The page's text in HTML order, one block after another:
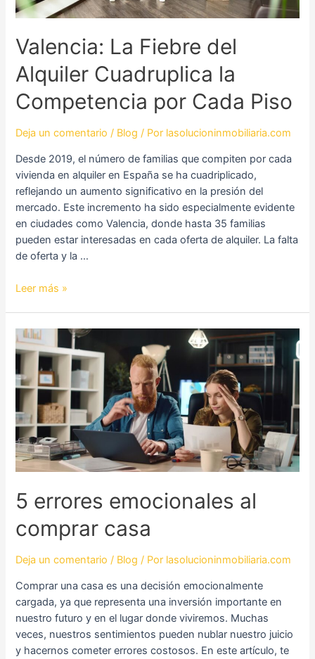
Valencia: La Fiebre del
Alquiler Cuadruplica la
Competencia por Cada Piso
Deja un comentario / Blog / Por lasolucioninmobiliaria.com
Desde 2019, el número de familias que compiten por cada
vivienda en alquiler en España se ha cuadriplicado,
reflejando un aumento significativo en la presión del
mercado. Este incremento ha sido especialmente evidente
en ciudades como Valencia, donde hasta 35 familias
pueden estar interesadas en cada oferta de alquiler. La falta
de oferta y la …
por
Piso
Leer más »
5 errores emocionales al
comprar casa
Deja un comentario / Blog / Por lasolucioninmobiliaria.com
Comprar una casa es una decisión emocionalmente
cargada, ya que representa una inversión importante en
nuestro futuro y en el lugar donde viviremos. Muchas
veces, nuestros sentimientos pueden nublar nuestro juicio
y hacernos cometer errores costosos. En este artículo, te
5
errores
emocionales
al
comprar
casa